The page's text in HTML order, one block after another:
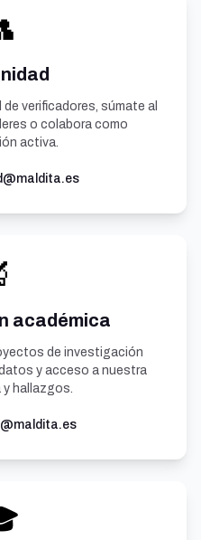
verificadores, súmate al
o colabora como
activa.
académica
de investigación
y acceso a nuestra
hallazgos.